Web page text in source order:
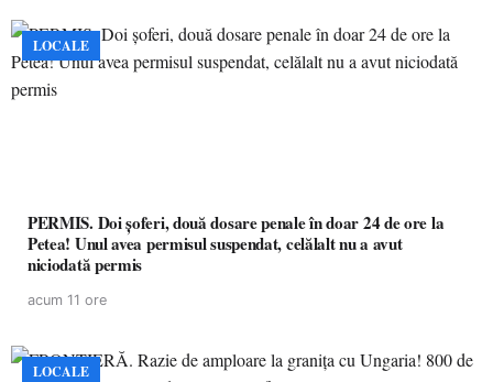
LOCALE
PERMIS. Doi șoferi, două dosare penale în doar 24 de ore la
Petea! Unul avea permisul suspendat, celălalt nu a avut
niciodată permis
acum 11 ore
LOCALE